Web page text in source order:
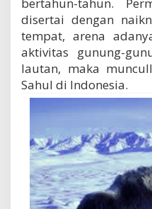
disertai dengan
tempat, arena
aktivitas gunung-
lautan, maka
Sahul di Indonesia.